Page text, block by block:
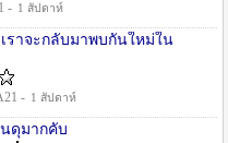
- 1 สัปดาห์
เราจะกลับมาพบกันใหม่ใน
- 1 สัปดาห์
ดุมากคับ